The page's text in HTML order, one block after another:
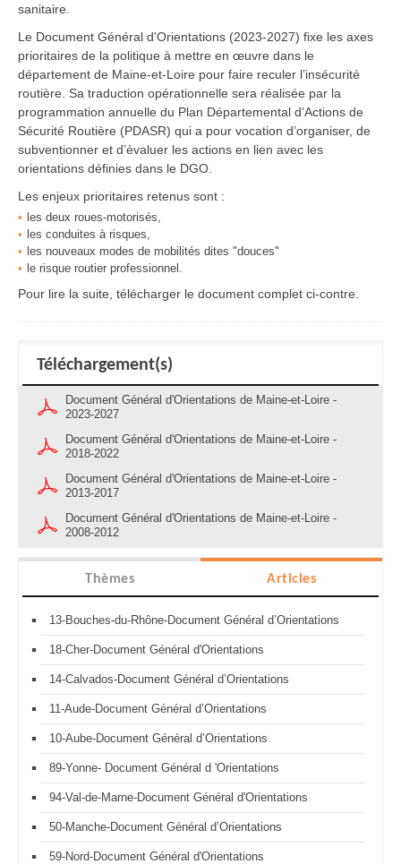
sanitaire.
Le Document Général d'Orientations (2023-2027) fixe les axes
prioritaires de la politique à mettre en œuvre dans le
département de Maine-et-Loire pour faire reculer l’insécurité
routière. Sa traduction opérationnelle sera réalisée par la
programmation annuelle du Plan Départemental d’Actions de
Sécurité Routière (PDASR) qui a pour vocation d’organiser, de
subventionner et d’évaluer les actions en lien avec les
orientations définies dans le DGO.
Les enjeux prioritaires retenus sont :
les deux roues-motorisés,
les conduites à risques,
les nouveaux modes de mobilités dites "douces"
le risque routier professionnel.
Pour lire la suite, télécharger le document complet ci-contre.
Téléchargement(s)
Document Général d'Orientations de Maine-et-Loire -
2023-2027
Document Général d'Orientations de Maine-et-Loire -
2018-2022
Document Général d'Orientations de Maine-et-Loire -
2013-2017
Document Général d'Orientations de Maine-et-Loire -
2008-2012
Thèmes Articles
13-Bouches-du-Rhône-Document Général d’Orientations
18-Cher-Document Général d'Orientations
14-Calvados-Document Général d’Orientations
11-Aude-Document Général d’Orientations
10-Aube-Document Général d’Orientations
89-Yonne- Document Général d 'Orientations
94-Val-de-Marne-Document Général d'Orientations
50-Manche-Document Général d’Orientations
59-Nord-Document Général d'Orientations